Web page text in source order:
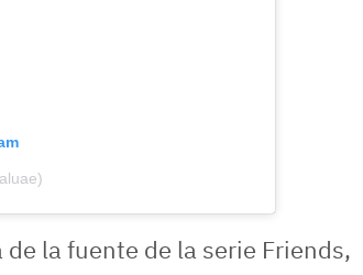
la fuente de la serie Friends,